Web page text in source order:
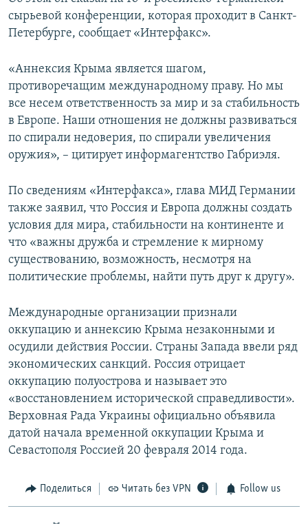
сырьевой конференции, которая проходит в Санкт-
Петербурге, сообщает «Интерфакс».
«Аннексия Крыма является шагом,
противоречащим международному праву. Но мы
все несем ответственность за мир и за стабильность
в Европе. Наши отношения не должны развиваться
по спирали недоверия, по спирали увеличения
оружия», – цитирует информагентство Габриэля.
По сведениям «Интерфакса», глава МИД Германии
также заявил, что Россия и Европа должны создать
условия для мира, стабильности на континенте и
что «важны дружба и стремление к мирному
существованию, возможность, несмотря на
политические проблемы, найти путь друг к другу».
Международные организации признали
оккупацию и аннексию Крыма незаконными и
осудили действия России. Страны Запада ввели ряд
экономических санкций. Россия отрицает
оккупацию полуострова и называет это
«восстановлением исторической справедливости».
Верховная Рада Украины официально объявила
датой начала временной оккупации Крыма и
Севастополя Россией 20 февраля 2014 года.
Поделиться Читать без VPN Follow us